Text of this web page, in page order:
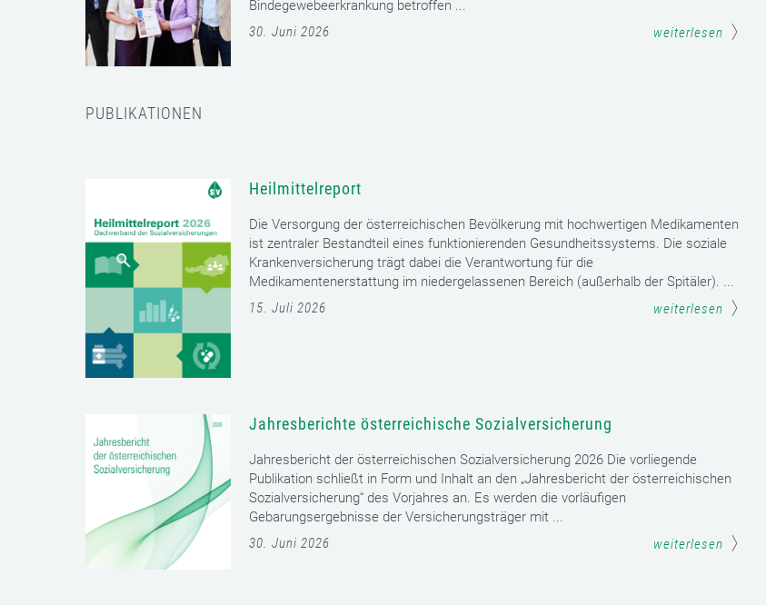
Bindegewebeerkrankung betroffen ...
30. Juni 2026
weiterlesen
PUBLIKATIONEN
Heilmittelreport
Die Versorgung der österreichischen Bevölkerung mit hochwertigen Medikamenten
ist zentraler Bestandteil eines funktionierenden Gesundheitssystems. Die soziale
Krankenversicherung trägt dabei die Verantwortung für die
Medikamentenerstattung im niedergelassenen Bereich (außerhalb der Spitäler). ...
15. Juli 2026
weiterlesen
Jahresberichte österreichische Sozialversicherung
Jahresbericht der österreichischen Sozialversicherung 2026 Die vorliegende
Publikation schließt in Form und Inhalt an den „Jahresbericht der österreichischen
Sozialversicherung“ des Vorjahres an. Es werden die vorläufigen
Gebarungsergebnisse der Versicherungsträger mit ...
30. Juni 2026
weiterlesen